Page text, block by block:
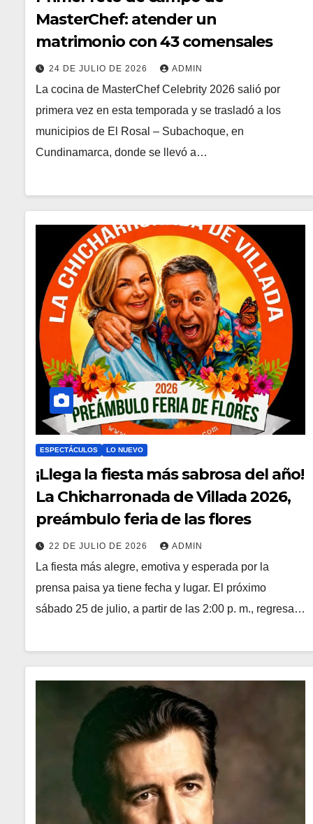
MasterChef: atender un
matrimonio con 43 comensales
24 DE JULIO DE 2026 ADMIN
La cocina de MasterChef Celebrity 2026 salió por
primera vez en esta temporada y se trasladó a los
municipios de El Rosal – Subachoque, en
Cundinamarca, donde se llevó a…
ESPECTÁCULOS LO NUEVO
¡Llega la fiesta más sabrosa del año!
La Chicharronada de Villada 2026,
preámbulo feria de las flores
22 DE JULIO DE 2026 ADMIN
La fiesta más alegre, emotiva y esperada por la
prensa paisa ya tiene fecha y lugar. El próximo
sábado 25 de julio, a partir de las 2:00 p. m., regresa…